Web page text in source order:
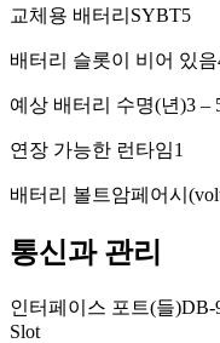
교체용 배터리 SYBT5
배터리 슬롯이 비어 있음
예상 배터리 수명(년)3 –
연장 가능한 런타임1
배터리 볼트암페어시
통신과 관리
인터페이스 포트(들)DB-
Slot